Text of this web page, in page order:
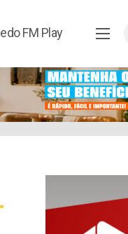
FM Play